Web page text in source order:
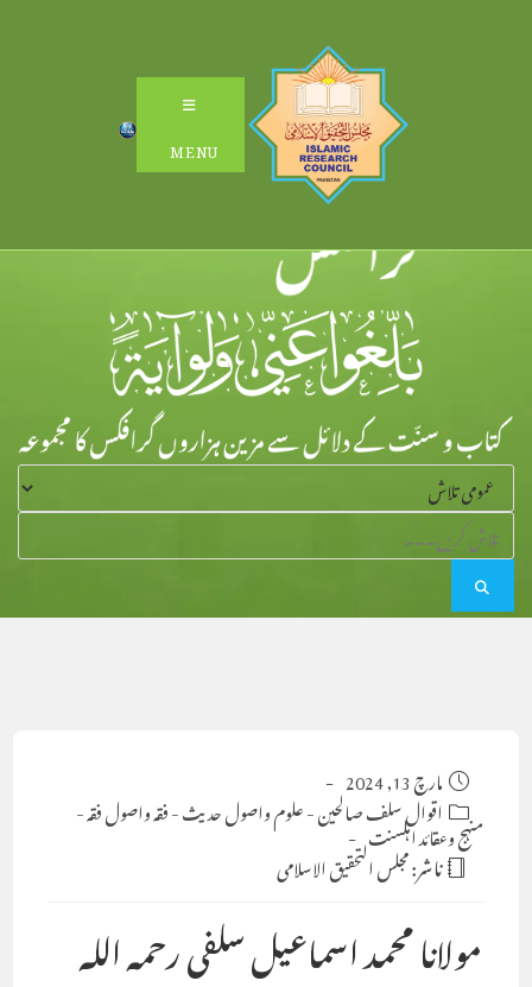
MENU
Post
published:
مارچ 13, 2024
Post
category:
اقوال سلف صالحین-علوم واصول حدیث-فقہ واصول فقہ-
منہج وعقائد اہلسنت
ناشر:مجلس التحقيق الاسلامى
مولانا محمد اسماعیل سلفی رحمہ اللہ